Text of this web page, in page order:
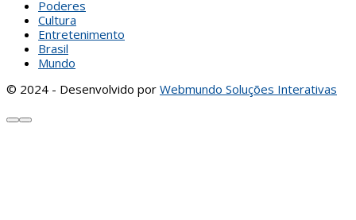
Poderes
Cultura
Entretenimento
Brasil
Mundo
© 2024 - Desenvolvido por Webmundo Soluções Interativas